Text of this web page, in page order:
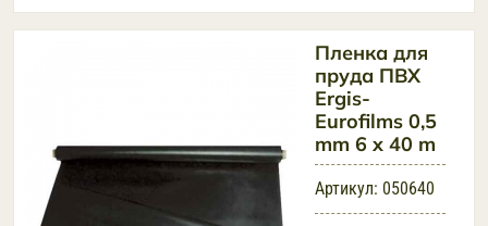
Пленка для
пруда ПВХ
Ergis-
Eurofilms 0,5
mm 6 x 40 m
Артикул: 050640